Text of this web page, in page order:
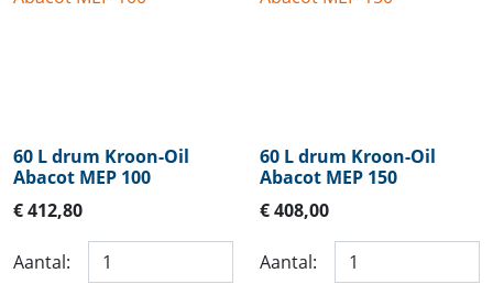
60 L drum Kroon-Oil
Abacot MEP 100
€ 412,80
Aantal:
60 L drum Kroon-Oil
Abacot MEP 150
€ 408,00
Aantal: